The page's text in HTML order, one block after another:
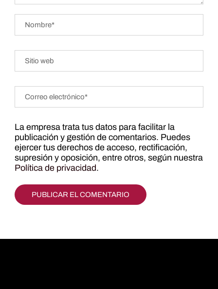
La empresa trata tus datos para facilitar la
publicación y gestión de comentarios. Puedes
ejercer tus derechos de acceso, rectificación,
supresión y oposición, entre otros, según nuestra
Política de privacidad.